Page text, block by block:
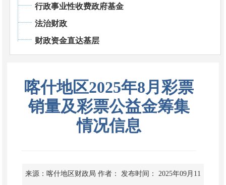
行政事业性收费政府基金
法治财政
财政资金直达基层
喀什地区2025年8月彩票
销量及彩票公益金筹集
情况信息
来源：喀什地区财政局 作者： 发布时间： 2025年09月11